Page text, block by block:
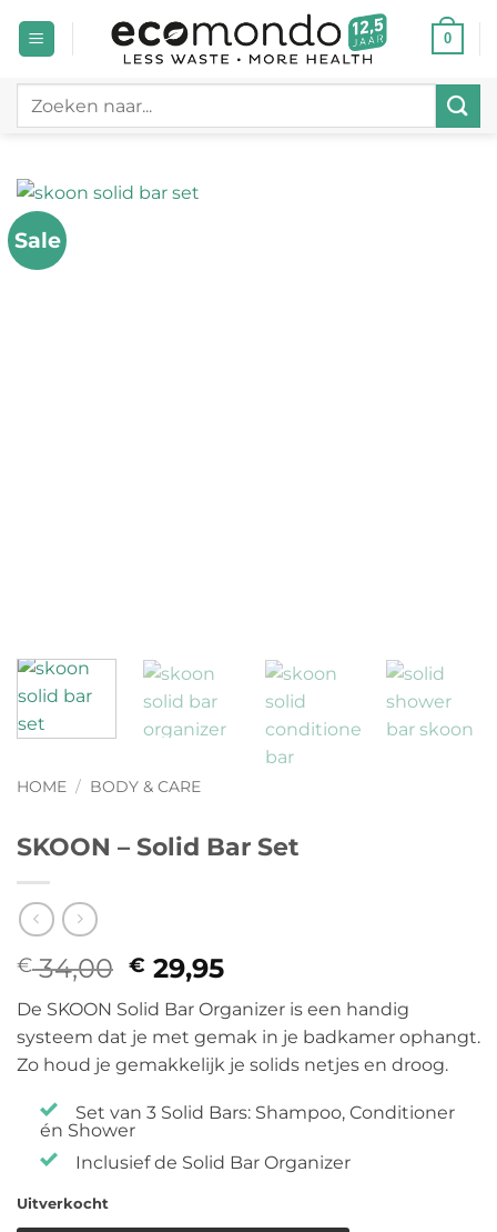
naar
0
Zoeken
Sale
HOME / BODY & CARE
SKOON – Solid Bar Set
€34,00 Oorspronkelijke
prijs
was:
€ 34,00.
€ 29,95
prijs
is:
€ 29,95.
De SKOON Solid Bar Organizer is een handig
systeem dat je met gemak in je badkamer ophangt.
Zo houd je gemakkelijk je solids netjes en droog.
Set van 3 Solid Bars: Shampoo, Conditioner
én Shower
Inclusief de Solid Bar Organizer
Uitverkocht